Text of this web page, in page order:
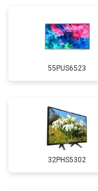
55PUS6523
32PHS5302